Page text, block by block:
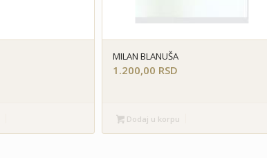
MILAN BLANUŠA
1.200,00 RSD
Dodaj u korpu